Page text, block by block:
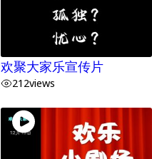
欢聚大家乐宣传片
212views